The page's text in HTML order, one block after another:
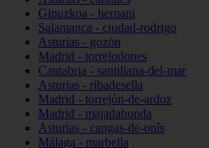
Gipuzkoa - hernani
Salamanca - ciudad-rodrigo
Asturias - gozón
Madrid - torrelodones
Cantabria - santillana-del-mar
Asturias - ribadesella
Madrid - torrejón-de-ardoz
Madrid - majadahonda
Asturias - cangas-de-onís
Málaga - marbella